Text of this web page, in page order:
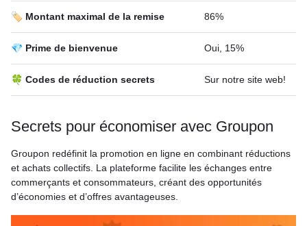
🏷️ Montant maximal de la remise 86%
💎 Prime de bienvenue Oui, 15%
🍀 Codes de réduction secrets Sur notre site web!
Secrets pour économiser avec Groupon
Groupon redéfinit la promotion en ligne en combinant réductions
et achats collectifs. La plateforme facilite les échanges entre
commerçants et consommateurs, créant des opportunités
d’économies et d’offres avantageuses.